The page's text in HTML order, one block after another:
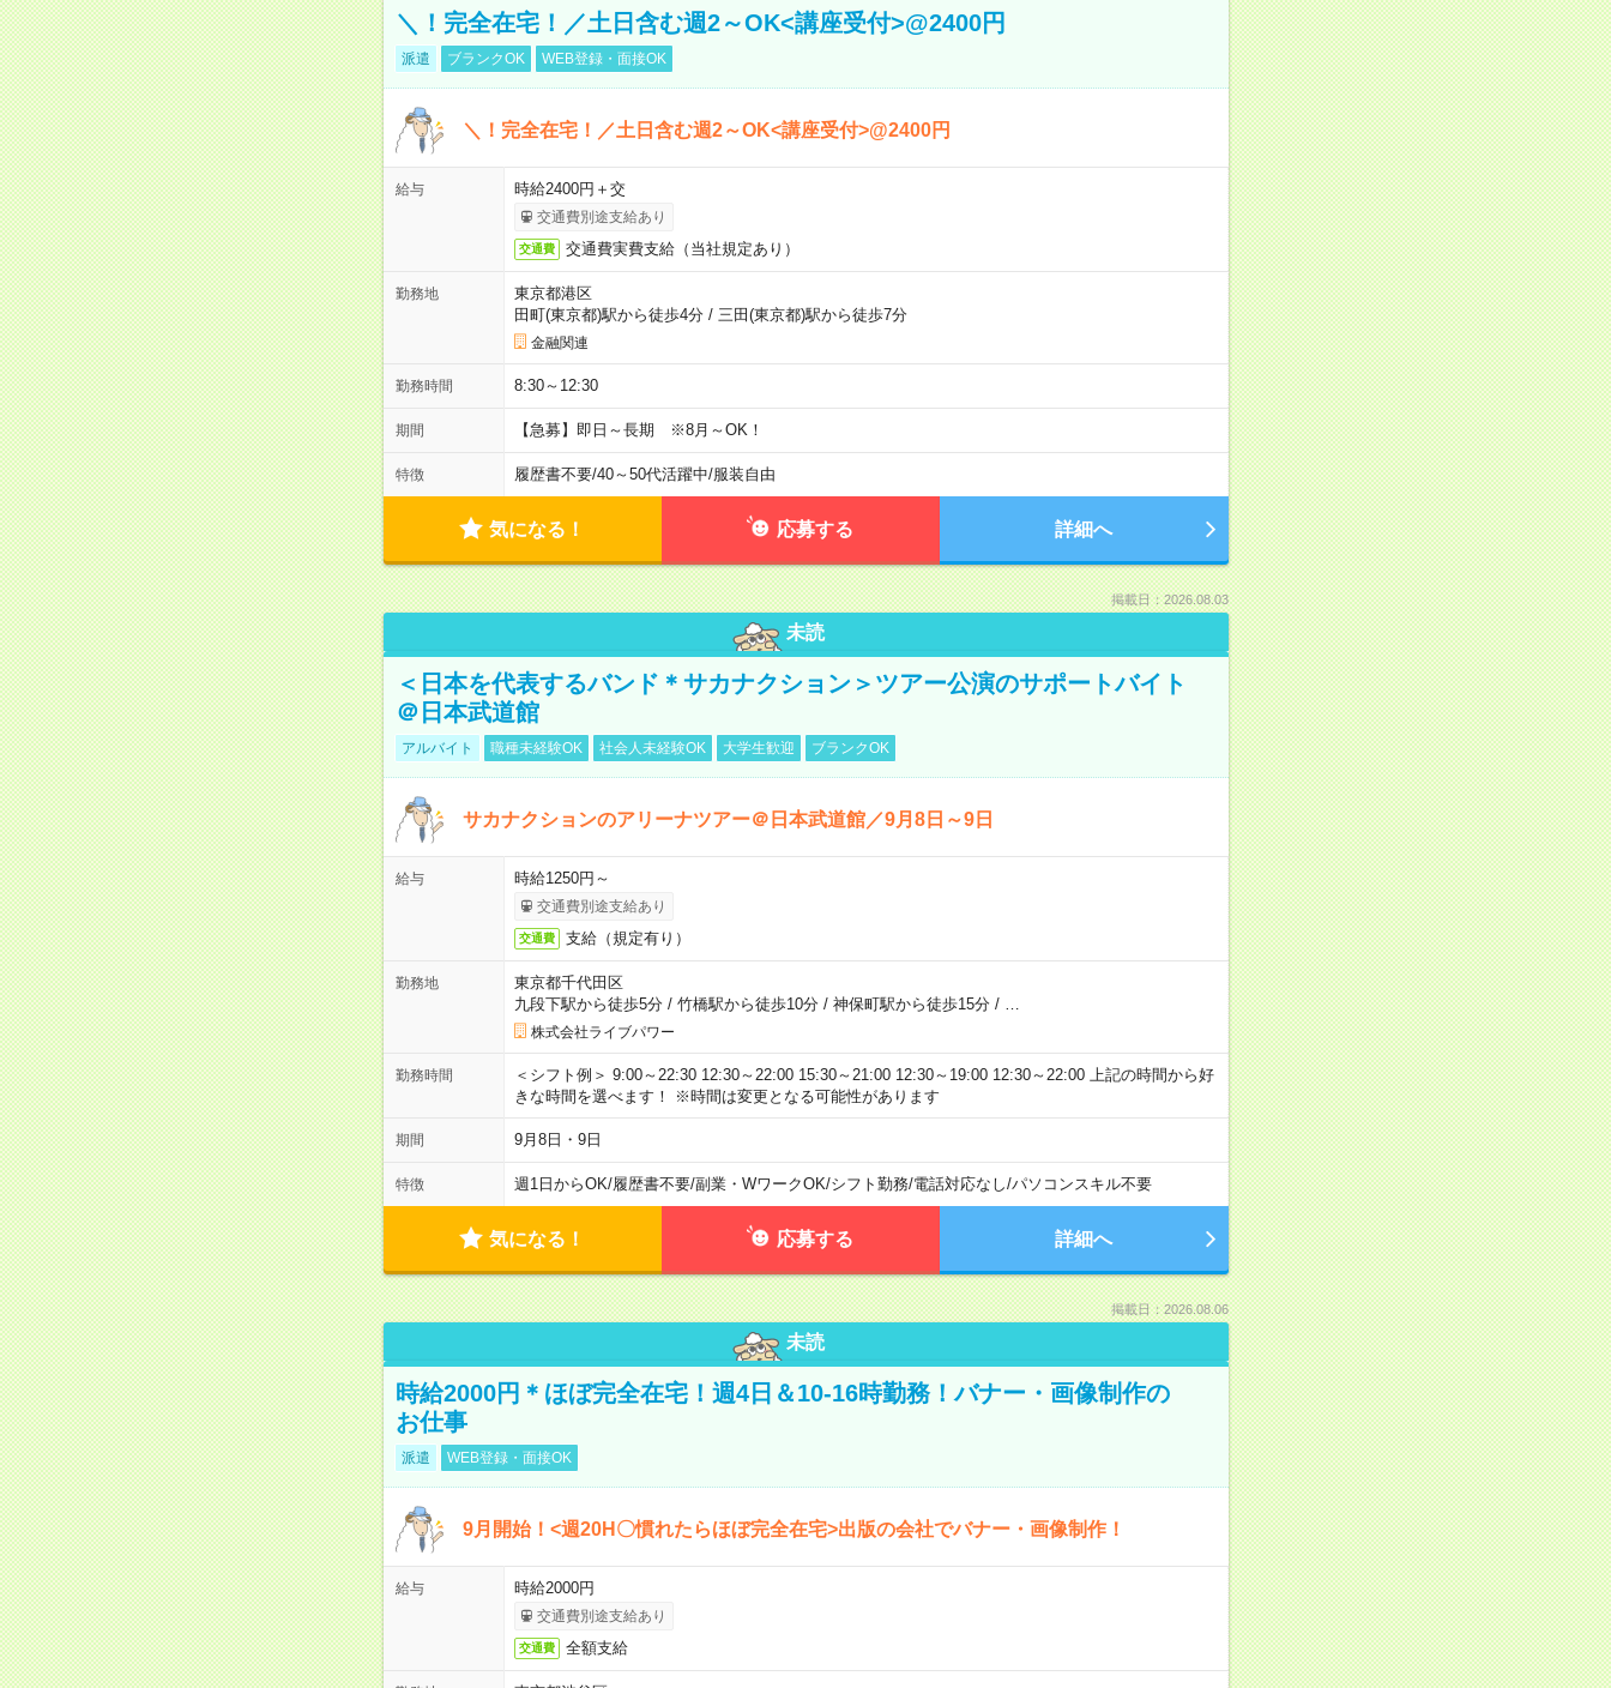
＼！完全在宅！／土日含む週2～OK<講座受付>@2400円
派遣 ブランクOK WEB登録・面接OK
＼！完全在宅！／土日含む週2～OK<講座受付>@2400円
給与 時給2400円＋交
交通費別途支給あり
交通費 交通費実費支給（当社規定あり）
勤務地
東京都港区
田町(東京都)駅から徒歩4分/ 三田(東京都)駅から徒歩7分
金融関連
勤務時間 8:30～12:30
期間 【急募】即日～長期 ※8月～OK！
特徴 履歴書不要/40～50代活躍中/服装自由
気になる！ 応募する 詳細へ
掲載日：2026.08.03
未読
＜日本を代表するバンド＊サカナクション＞ツアー公演のサポートバイト
＠日本武道館
アルバイト 職種未経験OK 社会人未経験OK 大学生歓迎 ブランクOK
サカナクションのアリーナツアー＠日本武道館／9月8日～9日
給与 時給1250円～
交通費別途支給あり
交通費 支給（規定有り）
勤務地
東京都千代田区
九段下駅から徒歩5分/ 竹橋駅から徒歩10分/ 神保町駅から徒歩15分/
株式会社ライブパワー
勤務時間
＜シフト例＞ 9:00～22:30 12:30～22:00 15:30～21:00 12:30～19:00 12:30～22:00 上記の時間から好
きな時間を選べます！ ※時間は変更となる可能性があります
期間 9月8日・9日
特徴 週1日からOK/履歴書不要/副業・WワークOK/シフト勤務/電話対応なし/パソコンスキル不要
気になる！ 応募する 詳細へ
掲載日：2026.08.06
未読
時給2000円＊ほぼ完全在宅！週4日＆10-16時勤務！バナー・画像制作の
お仕事
派遣 WEB登録・面接OK
9月開始！<週20H〇慣れたらほぼ完全在宅>出版の会社でバナー・画像制作！
給与 時給2000円
交通費別途支給あり
交通費 全額支給